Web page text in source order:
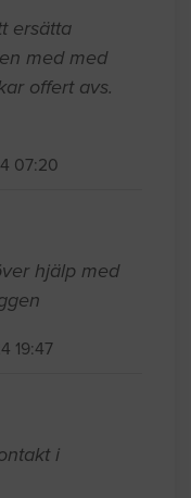
ersätta
med med
offert avs.
07:20
hjälp med
19:47
i